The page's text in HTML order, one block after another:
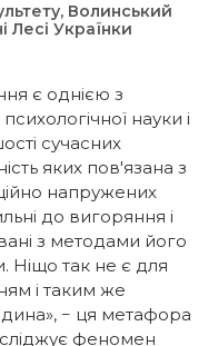
Волинський
Лесі Українки
є однією з
науки і
сучасних
яких пов'язана з
напружених
до вигоряння і
з методами його
Ніщо так не є для
і таким же
− ця метафора
феномен